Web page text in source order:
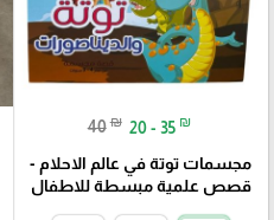
40 ₪ 20 - 35 ₪
مجسمات توتة في عالم الاحلام -
قصص علمية مبسطة للاطفال